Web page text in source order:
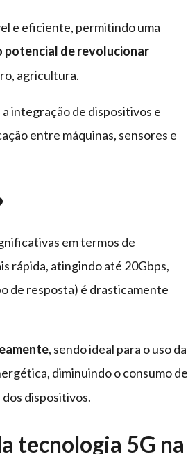
e eficiente, permitindo uma
potencial de revolucionar
agricultura.
integração de dispositivos e
entre máquinas, sensores e
em termos de
rápida, atingindo até 20Gbps,
de resposta) é drasticamente
, sendo ideal para o uso da
diminuindo o consumo de
dispositivos.
tecnologia 5G na